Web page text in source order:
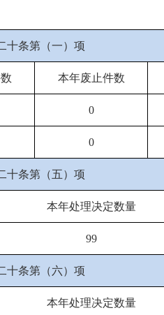
十条第（一）项
本年废止件数
0
0
十条第（五）项
本年处理决定数量
99
十条第（六）项
本年处理决定数量